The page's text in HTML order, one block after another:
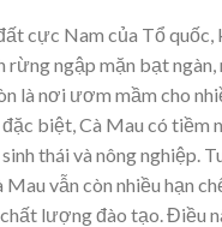
cực Nam của Tổ quốc,
rừng ngập mặn bạt ngàn,
là nơi ươm mầm cho
biệt, Cà Mau có tiềm
thái và nông nghiệp.
Mau vẫn còn nhiều hạn
lượng đào tạo. Điều